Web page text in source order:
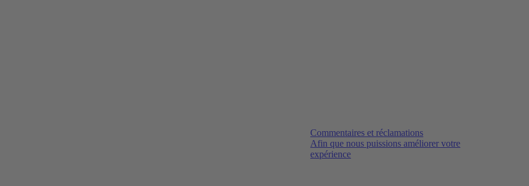
Commentaires et réclamations
Afin que nous puissions améliorer votre
expérience